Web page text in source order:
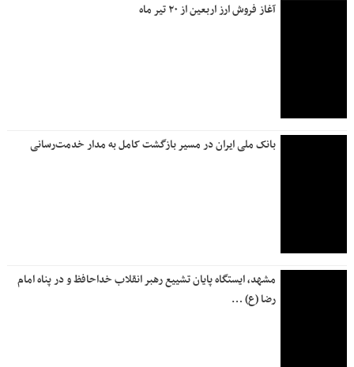
آغاز فروش ارز اربعین از ۲۰ تیر ماه
بانک ملی ایران در مسیر بازگشت کامل به مدار خدمت‌رسانی
مشهد، ایستگاه پایان تشییع رهبر انقلاب خداحافظ و در پناه امام
رضا (ع) …